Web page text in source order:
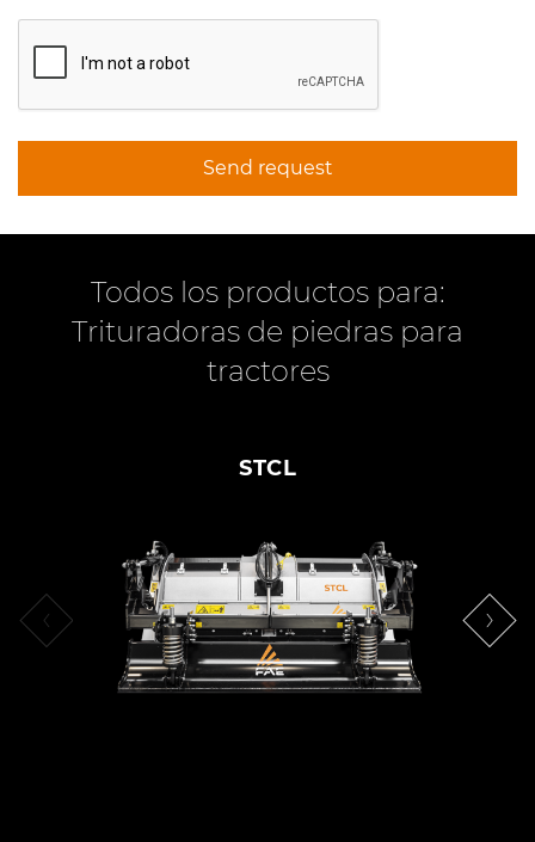
Send request
Todos los productos para:
Trituradoras de piedras para
tractores
STCL